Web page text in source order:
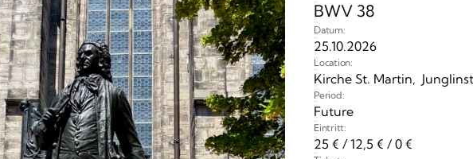
BWV 38
Datum:
25.10.2026
Location:
Kirche St. Martin,
Period:
Future
Eintritt:
25 € / 12,5 € / 0 €